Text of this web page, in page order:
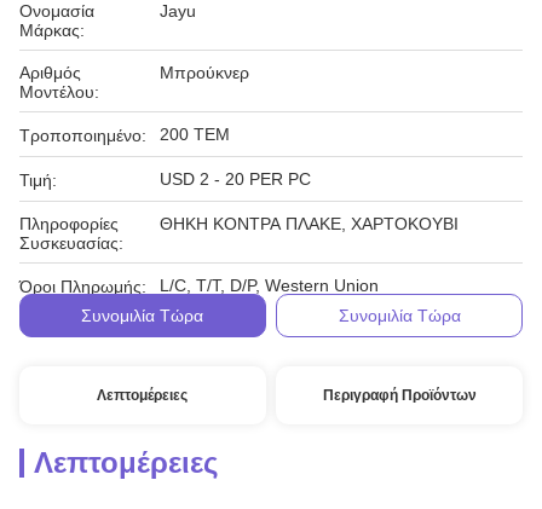
Ονομασία
Μάρκας:
Jayu
Αριθμός
Μοντέλου:
Μπρούκνερ
Τροποποιημένο: 200 ΤΕΜ
Τιμή: USD 2 - 20 PER PC
Πληροφορίες
Συσκευασίας:
ΘΗΚΗ ΚΟΝΤΡΑ ΠΛΑΚΕ, ΧΑΡΤΟΚΟΥΒΙ
Όροι Πληρωμής:
L/C, T/T, D/P, Western Union
Συνομιλία Τώρα
Συνομιλία Τώρα
Λεπτομέρειες Περιγραφή Προϊόντων
Λεπτομέρειες